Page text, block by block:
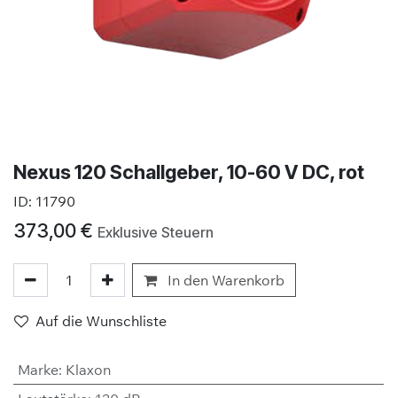
Nexus 120 Schallgeber, 10-60 V DC, rot
ID: 11790
373,00€ Exklusive Steuern
In den Warenkorb
Auf die Wunschliste
Marke: Klaxon